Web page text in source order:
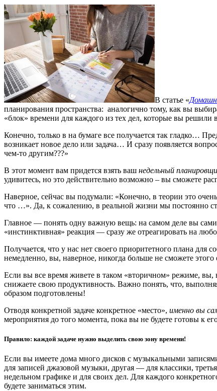
В статье «
планирования пространства: аналогично тому, как вы
«блок» времени для каждого из тех дел, которые вы решили
Конечно, только в на бумаге все получается так гладко…
возникает новое дело или задача… И сразу появляется
чем-то другим???»
В этот момент вам придется взять ваш недельный
удивитесь, но это действительно возможно – вы сможете
Наверное, сейчас вы подумали: «Конечно, в теории это
что …». Да, к сожалению, в реальной жизни мы постоянно
Главное — понять одну важную вещь: на самом деле вы
«инстинктивная» реакция — сразу же отреагировать на
Получается, что у нас нет своего приоритетного плана для
немедленно, вы, наверное, никогда больше не сможете этого
Если вы все время живете в таком «вторичном» режиме, вы,
снижаете свою продуктивность. Важно понять, что,
образом подготовлены!
Отводя конкретной задаче конкретное «место», именно вы
мероприятия до того момента, пока вы не будете готовы к
Правило: каждой задаче нужно выделить свою зону времени!
Если вы имеете дома много дисков с музыкальными
для записей джазовой музыки, другая — для классики,
недельном графике и для своих дел. Для каждого
будете заниматься этим.